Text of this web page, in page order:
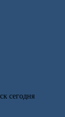
сегодня